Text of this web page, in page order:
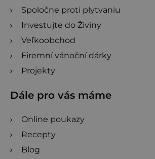
Spoločne proti plytvaniu
Investujte do Živiny
Veľkoobchod
Firemní vánoční dárky
Projekty
Dále pro vás máme
Online poukazy
Recepty
Blog